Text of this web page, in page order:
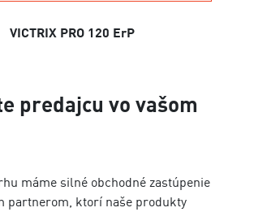
VICTRIX PRO 120 ErP
predajcu vo vašom
máme silné obchodné zastúpenie
partnerom, ktorí naše produkty